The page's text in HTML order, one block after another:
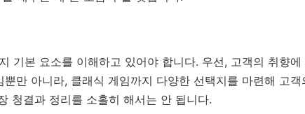
기본 요소를 이해하고 있어야 합니다. 우선, 고객의 취향
만 아니라, 클래식 게임까지 다양한 선택지를 마련해 고
청결과 정리를 소홀히 해서는 안 됩니다.